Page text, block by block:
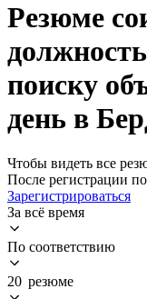
Резюме
поиску
день в
Чтобы видеть все
После регистрации
Зарегистрироваться
За всё время
По соответствию
20 резюме